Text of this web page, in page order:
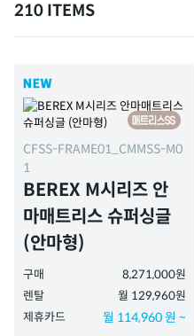
210 ITEMS
CFSS-FRAME01_CMMSS-M0
1
BEREX M시리즈 안
마매트리스 슈퍼싱글
(안마형)
구매
8,271,000원
렌탈
월 129,960원
제휴카드
월 114,960 원 ~